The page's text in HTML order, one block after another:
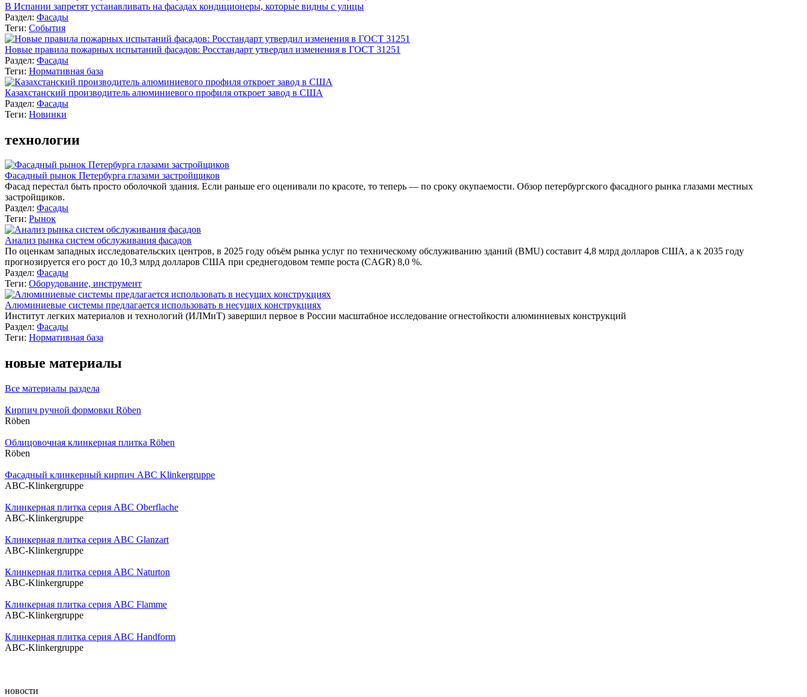
В Испании запретят устанавливать на фасадах кондиционеры, которые видны с улицы
Раздел: Фасады
Теги: События
Новые правила пожарных испытаний фасадов: Росстандарт утвердил изменения в ГОСТ 31251
Раздел: Фасады
Теги: Нормативная база
Казахстанский производитель алюминиевого профиля откроет завод в США
Раздел: Фасады
Теги: Новинки
технологии
Фасадный рынок Петербурга глазами застройщиков
Фасад перестал быть просто оболочкой здания. Если раньше его оценивали по красоте, то теперь — по сроку окупаемости. Обзор петербургского фасадного рынка глазами местных
застройщиков.
Раздел: Фасады
Теги: Рынок
Анализ рынка систем обслуживания фасадов
По оценкам западных исследовательских центров, в 2025 году объём рынка услуг по техническому обслуживанию зданий (BMU) составит 4,8 млрд долларов США, а к 2035 году
прогнозируется его рост до 10,3 млрд долларов США при среднегодовом темпе роста (CAGR) 8,0 %.
Раздел: Фасады
Теги: Оборудование, инструмент
Алюминиевые системы предлагается использовать в несущих конструкциях
Институт легких материалов и технологий (ИЛМиТ) завершил первое в России масштабное исследование огнестойкости алюминиевых конструкций
Раздел: Фасады
Теги: Нормативная база
новые материалы
Все материалы раздела
Кирпич ручной формовки Röben
Röben
Облицовочная клинкерная плитка Röben
Röben
Фасадный клинкерный кирпич ABC Klinkergruppe
ABC-Klinkergruppe
Клинкерная плитка серия ABC Oberflache
ABC-Klinkergruppe
Клинкерная плитка серия ABC Glanzart
ABC-Klinkergruppe
Клинкерная плитка серия ABC Naturton
ABC-Klinkergruppe
Клинкерная плитка серия ABC Flamme
ABC-Klinkergruppe
Клинкерная плитка серия ABC Handform
ABC-Klinkergruppe
новости